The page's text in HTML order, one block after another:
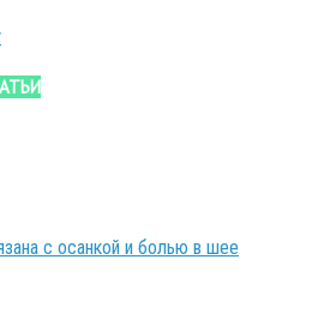
с осанкой и болью в шее